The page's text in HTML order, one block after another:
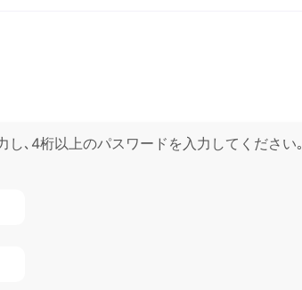
し､4桁以上のパスワードを入力してください｡